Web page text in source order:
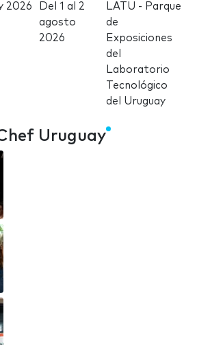
2026 Del1 al 2
agosto
2026
LATU - Parque
de
Exposiciones
del
Laboratorio
Tecnológico
del Uruguay
Uruguay